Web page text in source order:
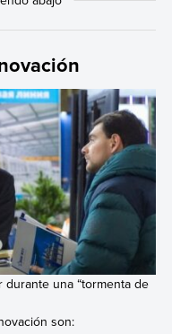
una “tormenta de
son: